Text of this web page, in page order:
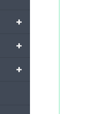
+
+
+